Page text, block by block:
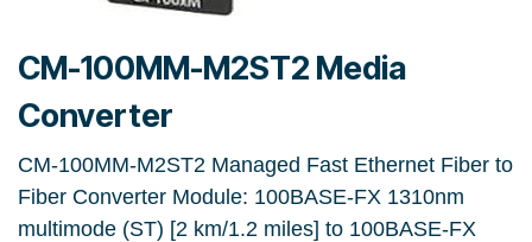
CM-100MM-M2ST2 Media
Converter
CM-100MM-M2ST2 Managed Fast Ethernet Fiber to
Fiber Converter Module: 100BASE-FX 1310nm
multimode (ST) [2 km/1.2 miles] to 100BASE-FX